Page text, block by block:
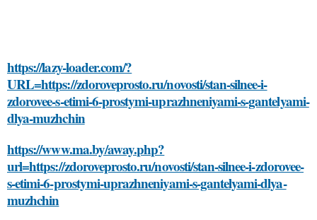
https://lazy-loader.com/?
URL=https://zdoroveprosto.ru/novosti/stan-silnee-i-
zdorovee-s-etimi-6-prostymi-uprazhneniyami-s-gantelyami-
dlya-muzhchin
https://www.ma.by/away.php?
url=https://zdoroveprosto.ru/novosti/stan-silnee-i-zdorovee-
s-etimi-6-prostymi-uprazhneniyami-s-gantelyami-dlya-
muzhchin